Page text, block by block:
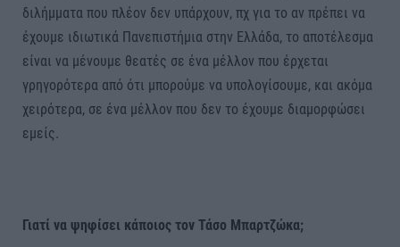
διλήμματα που πλέον δεν υπάρχουν, πχ για το αν πρέπει να
έχουμε ιδιωτικά Πανεπιστήμια στην Ελλάδα, το αποτέλεσμα
είναι να μένουμε θεατές σε ένα μέλλον που έρχεται
γρηγορότερα από ότι μπορούμε να υπολογίσουμε, και ακόμα
χειρότερα, σε ένα μέλλον που δεν το έχουμε διαμορφώσει
εμείς.
Γιατί να ψηφίσει κάποιος τον Τάσο Μπαρτζώκα;